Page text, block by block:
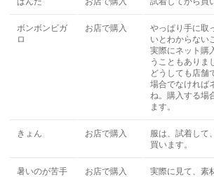
ボンボンビガ
ロ
お店で購入
やっぱり手に取
いとわからない
実際にネット購
うこともありま
どうしても店舗
場合でなければ
ね。購入する場
ます。
きょん お店で購入
服は、試着して
買います。
暑いのが苦手 お店で購入
実際に見て、素